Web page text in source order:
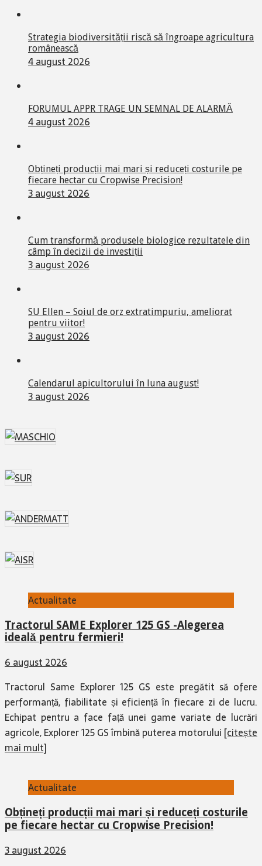
Strategia biodiversității riscă să îngroape agricultura
românească
4 august 2026
FORUMUL APPR TRAGE UN SEMNAL DE ALARMĂ
4 august 2026
Obțineți producții mai mari și reduceți costurile pe
fiecare hectar cu Cropwise Precision!
3 august 2026
Cum transformă produsele biologice rezultatele din
câmp în decizii de investiții
3 august 2026
SU Ellen – Soiul de orz extratimpuriu, ameliorat
pentru viitor!
3 august 2026
Calendarul apicultorului în luna august!
3 august 2026
Actualitate
Tractorul SAME Explorer 125 GS -Alegerea
ideală pentru fermieri!
6 august 2026
Tractorul Same Explorer 125 GS este pregătit să ofere
performanță, fiabilitate și eficiență în fiecare zi de lucru.
Echipat pentru a face față unei game variate de lucrări
agricole, Explorer 125 GS îmbină puterea motorului [citește
mai mult]
Actualitate
Obțineți producții mai mari și reduceți costurile
pe fiecare hectar cu Cropwise Precision!
3 august 2026